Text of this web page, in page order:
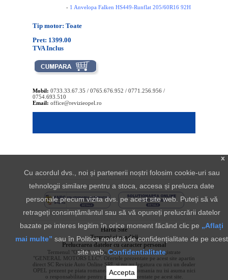
- 1 Anvelopa Falken HS449-Runflat 205/60R16 92H
Tip motor: Toate
Pret: 1399.00
TVA Inclus
Mobil: 0733.33.67.35 / 0765.676.952 / 0771.256.956 /
0754.693.510
Email: office@revizieopel.ro
Harta Site
Termeni si conditii
Prelucrarea datelor cu caracter personal
Termenul "OPEL" si sigla aferenta sunt marci inregistrate
"GENERAL MOTORS LLC". Ofertele prezentate pe acest site apartin
direct SC Revizie Auto Online SRL si nu au legatura cu nici un dealer
OPEL prezent pe piata romaneasca. OPEL Romania nu isi asuma nici
o responsabilitate pentru produsele prezentate pe acest site.
x
Cu acordul dvs., noi și partenerii noștri folosim cookie-uri sau
tehnologii similare pentru a stoca, accesa și prelucra date
personale precum vizita dvs. pe acest site web. Puteți să vă
retrageți consimțământul sau să vă opuneți prelucrării datelor
bazate pe interes legitim în orice moment făcând clic pe „Aflați
mai multe” sau în Politica noastră de confidențialitate de pe acest
site web.Confidentialitate
Accepta